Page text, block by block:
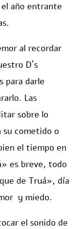
el año entrante
al recordar
D´s
para darle
Las
sobre lo
su cometido o
el tiempo en
es breve, todo
de Truá», día
y miedo.
el sonido de